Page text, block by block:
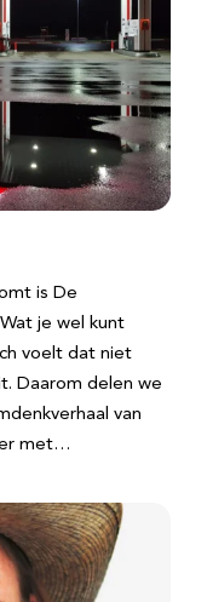
is De
je wel kunt
voelt dat niet
Daarom delen we
van
met…